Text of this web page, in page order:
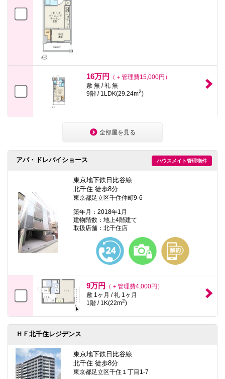
16万円
（＋管理費15,000円）
敷 無 / 礼 無
9階 / 1LDK(29.24m2)
全部屋を見る
ハウスメイト管理物件
アバ・ドレバイショース
東京地下鉄日比谷線
北千住 徒歩8分
東京都足立区千住仲町9-6
築年月：2018年1月
建物階数：地上4階建て
取扱店舗：北千住店
9万円
（＋管理費4,000円）
敷 1ヶ月 / 礼 1ヶ月
1階 / 1K(22m2)
ＨＦ北千住レジデンス
東京地下鉄日比谷線
北千住 徒歩8分
東京都足立区千住１丁目1-7